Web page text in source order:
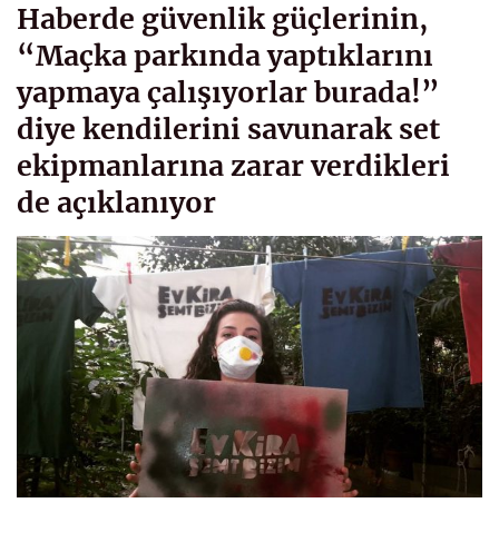
Haberde güvenlik güçlerinin,
“Maçka parkında yaptıklarını
yapmaya çalışıyorlar burada!”
diye kendilerini savunarak set
ekipmanlarına zarar verdikleri
de açıklanıyor